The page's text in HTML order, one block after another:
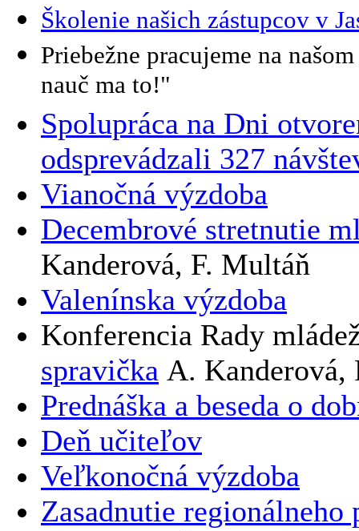
Školenie našich zástupcov v
Priebežne pracujeme na
nauč ma to!"
Spolupráca na Dni
odsprevádzali 327
Vianočná výzdoba
Decembrové stretnutie
Kanderová, F. Multáň
Valenínska výzdoba
Konferencia Rady
spravička A. Kanderová,
Prednáška a beseda o
Deň učiteľov
Veľkonočná výzdoba
Zasadnutie regionálneho